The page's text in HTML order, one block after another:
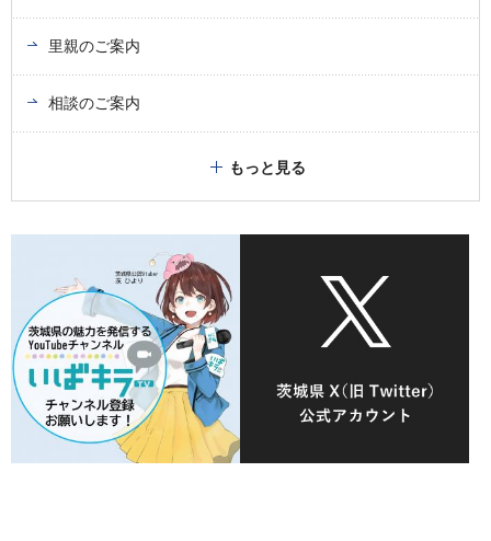
里親のご案内
相談のご案内
もっと見る